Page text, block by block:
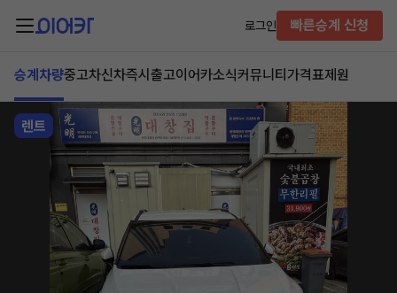
로그인 빠른승계 신청
승계차량중고차신차즉시출고이어카소식커뮤니티 가격표제원
렌트